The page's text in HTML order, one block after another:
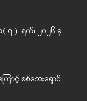
) ရက်၊ ၂၀၂၆ ခု
ာင့် စစ်ဘေးရှောင်